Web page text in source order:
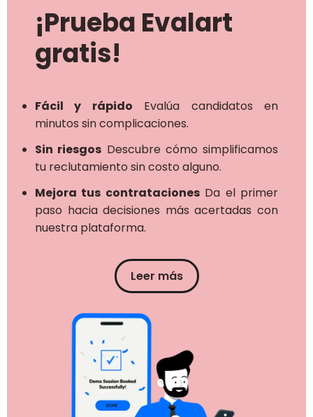
¡Prueba Evalart
gratis!
Fácil y rápido Evalúa candidatos en
minutos sin complicaciones.
Sin riesgos Descubre cómo simplificamos
tu reclutamiento sin costo alguno.
Mejora tus contratacionesDa el primer
paso hacia decisiones más acertadas con
nuestra plataforma.
Leer más